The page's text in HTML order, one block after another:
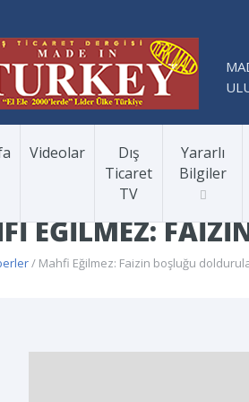
Videolar
Dış
Ticaret
TV
Yararlı
Bilgiler
EĞILMEZ:
/ Mahfi Eğilmez: Faizin boşluğu